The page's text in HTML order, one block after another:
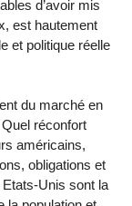
d’avoir mis
est hautement
et politique réelle
du marché en
réconfort
américains,
obligations et
Unis sont la